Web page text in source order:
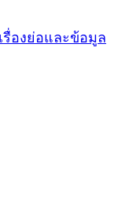
องย่อและข้อมูล